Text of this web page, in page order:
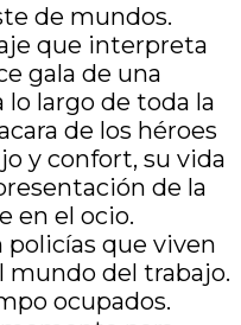
de mundos.
que interpreta
gala de una
largo de toda la
de los héroes
y confort, su vida
de la
en el ocio.
policías que viven
mundo del trabajo.
ocupados.